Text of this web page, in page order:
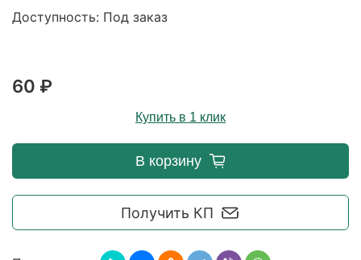
Доступность: Под заказ
60 ₽
Купить в 1 клик
Получить КП
В корзину